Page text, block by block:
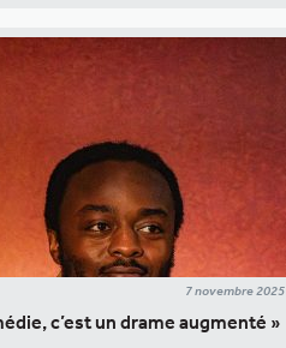
7 novembre 2025
c’est un drame augmenté »